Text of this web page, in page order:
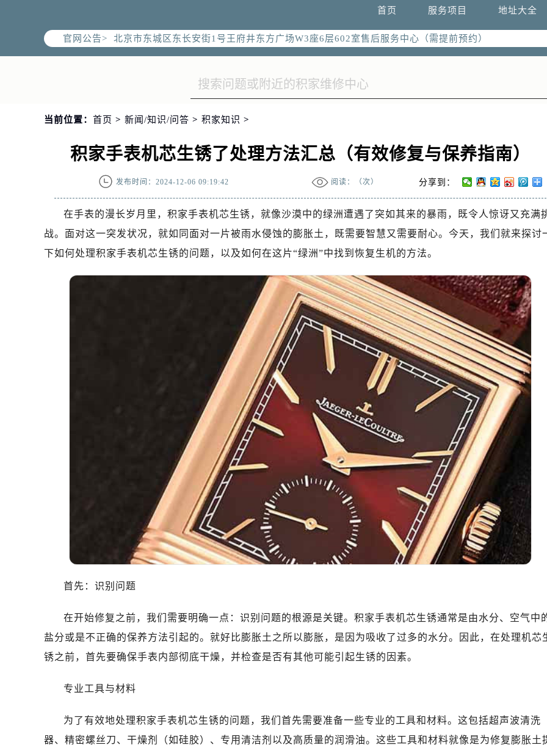
首页 服务项目 地址大全
官网公告>
北京市朝阳区建国门外大街甲6号华熙国际中心写字楼D座11层1102室（需提前预约）
北京市东城区东长安街1号王府井东方广场W3座6层602室售后服务中心（需提前预约）
节假日正常营业！
当前位置： 首页 > 新闻/知识/问答 > 积家知识 >
积家手表机芯生锈了处理方法汇总（有效修复与保养指南）
发布时间：2024-12-06 09:19:42 阅读：（次） 分享到：
在手表的漫长岁月里，积家手表机芯生锈，就像沙漠中的绿洲遭遇了突如其来的暴雨，既令人惊讶又充满
战。面对这一突发状况，就如同面对一片被雨水侵蚀的膨胀土，既需要智慧又需要耐心。今天，我们就来探讨
下如何处理积家手表机芯生锈的问题，以及如何在这片“绿洲”中找到恢复生机的方法。
首先：识别问题
在开始修复之前，我们需要明确一点：识别问题的根源是关键。积家手表机芯生锈通常是由水分、空气中
盐分或是不正确的保养方法引起的。就好比膨胀土之所以膨胀，是因为吸收了过多的水分。因此，在处理机芯
锈之前，首先要确保手表内部彻底干燥，并检查是否有其他可能引起生锈的因素。
专业工具与材料
为了有效地处理积家手表机芯生锈的问题，我们首先需要准备一些专业的工具和材料。这包括超声波清洗
器、精密螺丝刀、干燥剂（如硅胶）、专用清洁剂以及高质量的润滑油。这些工具和材料就像是为修复膨胀土